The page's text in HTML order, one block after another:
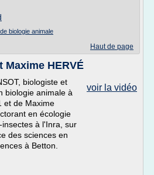
biologie animale
Haut de page
Maxime HERVÉ
voir la vidéo
biologiste et
biologie animale à
et de Maxime
en écologie
à l'Inra, sur
des sciences en
à Betton.